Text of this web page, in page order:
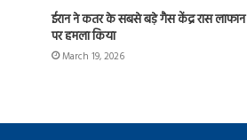
ईरान ने कतर के सबसे बड़े गैस केंद्र रास लाफान
पर हमला किया
March 19, 2026